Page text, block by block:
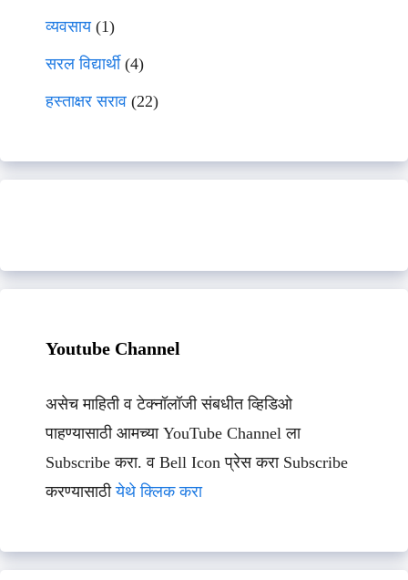
व्यवसाय(1)
सरल विद्यार्थी(4)
हस्ताक्षर सराव (22)
Youtube Channel
असेच माहिती व टेक्नॉलॉजी संबधीत व्हिडिओ
पाहण्यासाठी आमच्या YouTube Channel ला
Subscribe करा. व Bell Icon प्रेस करा Subscribe
करण्यासाठीयेथे क्लिक करा